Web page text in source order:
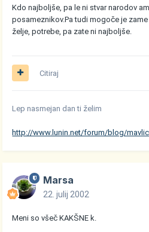
Kdo najboljše, pa le ni stvar narodov
posameznikov.Pa tudi mogoče je
želje, potrebe, pa zate ni najboljše.
Citiraj
Lep nasmejan dan ti želim
http://www.lunin.net/forum/blog/
Marsa
22. julij 2002
Meni so všeč KAKŠNE k.